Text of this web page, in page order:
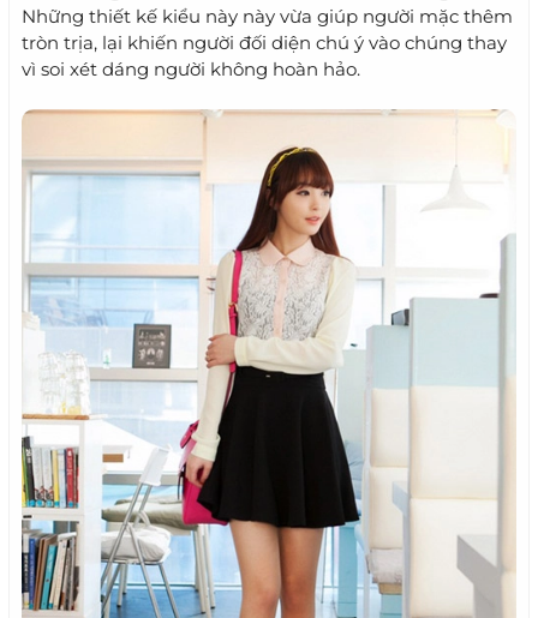
Những thiết kế kiểu này này vừa giúp người mặc thêm
tròn trịa, lại khiến người đối diện chú ý vào chúng thay
vì soi xét dáng người không hoàn hảo.